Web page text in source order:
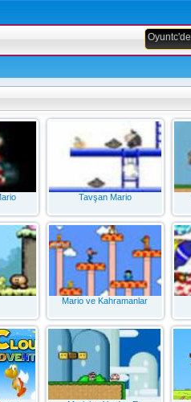
Tavşan Mario
Mario ve Kahramanlar